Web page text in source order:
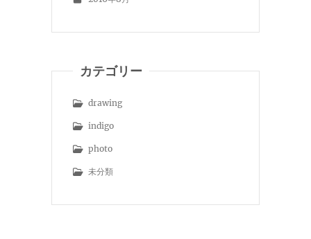
カテゴリー
drawing
indigo
photo
未分類